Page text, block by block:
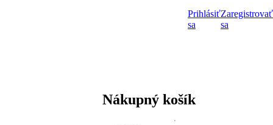
Prihlásiť
sa
Zaregistrovať
sa
Nákupný košík